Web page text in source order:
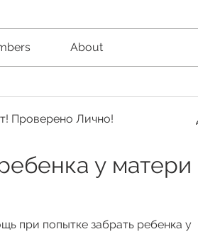
About
Проверено Лично!
у матери
при попытке забрать ребенка у